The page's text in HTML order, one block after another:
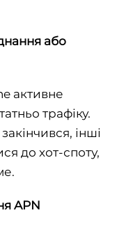
або
активне
трафіку.
інші
до хот-споту,
APN